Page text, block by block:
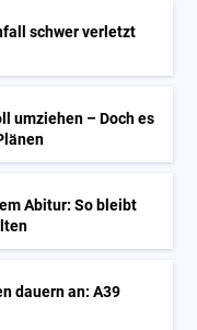
schwer verletzt
umziehen – Doch es
Abitur: So bleibt
dauern an: A39